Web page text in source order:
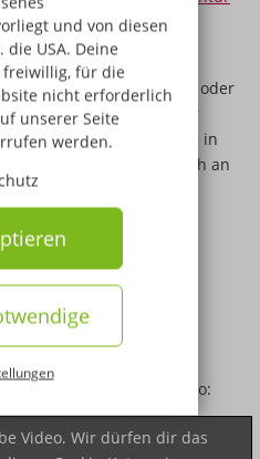
und von diesen
USA. Deine
für die
nicht erforderlich
unserer Seite
werden.
Gehalt in Deinem
kannst Du in Voll- oder
arbeiten BTAs unter der
Wenn Du beispielsweise in
es möglich, dass Du auch an
Hannover
Du im folgenden Video:
Video. Wir dürfen dir das